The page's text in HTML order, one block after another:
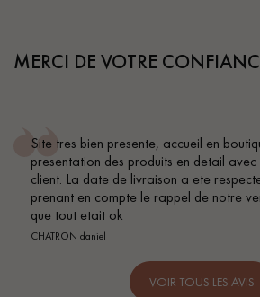
MERCI DE VOTRE
Conseil parfait, échanges fluides.
BEILE FRANCK
VOIR TOUS LES AVIS